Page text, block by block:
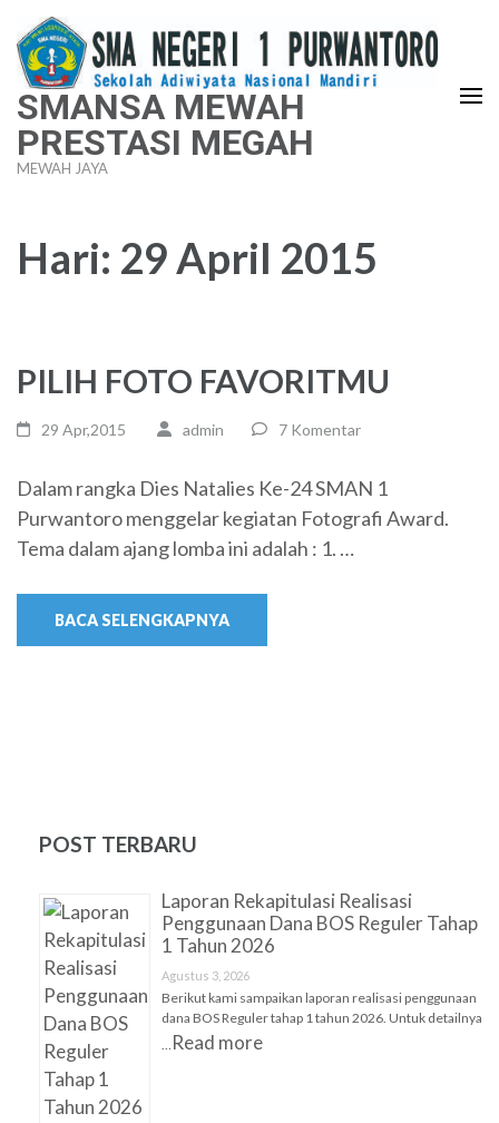
Lompat
ke
konten
(Tekan
Enter)
SMANSA MEWAH
PRESTASI MEGAH
MEWAH JAYA
Hari: 29 April 2015
PILIH FOTO FAVORITMU
29 Apr,2015 admin 7 Komentar
Dalam rangka Dies Natalies Ke-24 SMAN 1
Purwantoro menggelar kegiatan Fotografi Award.
Tema dalam ajang lomba ini adalah : 1. …
BACA SELENGKAPNYA
POST TERBARU
Laporan Rekapitulasi Realisasi
Penggunaan Dana BOS Reguler Tahap
1 Tahun 2026
Agustus 3, 2026
Berikut kami sampaikan laporan realisasi penggunaan
dana BOS Reguler tahap 1 tahun 2026. Untuk detailnya
Read more